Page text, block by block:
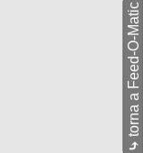
⤷
torna a Feed-O-Matic